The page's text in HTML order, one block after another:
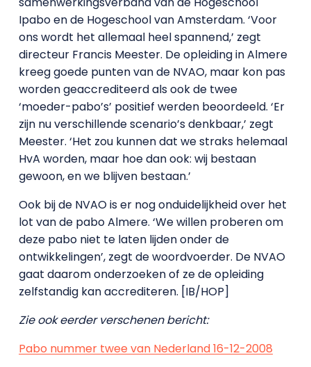
Ipabo en de Hogeschool van Amsterdam. ‘Voor
ons wordt het allemaal heel spannend,’ zegt
directeur Francis Meester. De opleiding in Almere
kreeg goede punten van de NVAO, maar kon pas
worden geaccrediteerd als ook de twee
‘moeder-pabo’s’ positief werden beoordeeld. ‘Er
zijn nu verschillende scenario’s denkbaar,’ zegt
Meester. ‘Het zou kunnen dat we straks helemaal
HvA worden, maar hoe dan ook: wij bestaan
gewoon, en we blijven bestaan.’
Ook bij de NVAO is er nog onduidelijkheid over het
lot van de pabo Almere. ‘We willen proberen om
deze pabo niet te laten lijden onder de
ontwikkelingen’, zegt de woordvoerder. De NVAO
gaat daarom onderzoeken of ze de opleiding
zelfstandig kan accrediteren. [IB/HOP]
Zie ook eerder verschenen bericht:
Pabo nummer twee van Nederland 16-12-2008